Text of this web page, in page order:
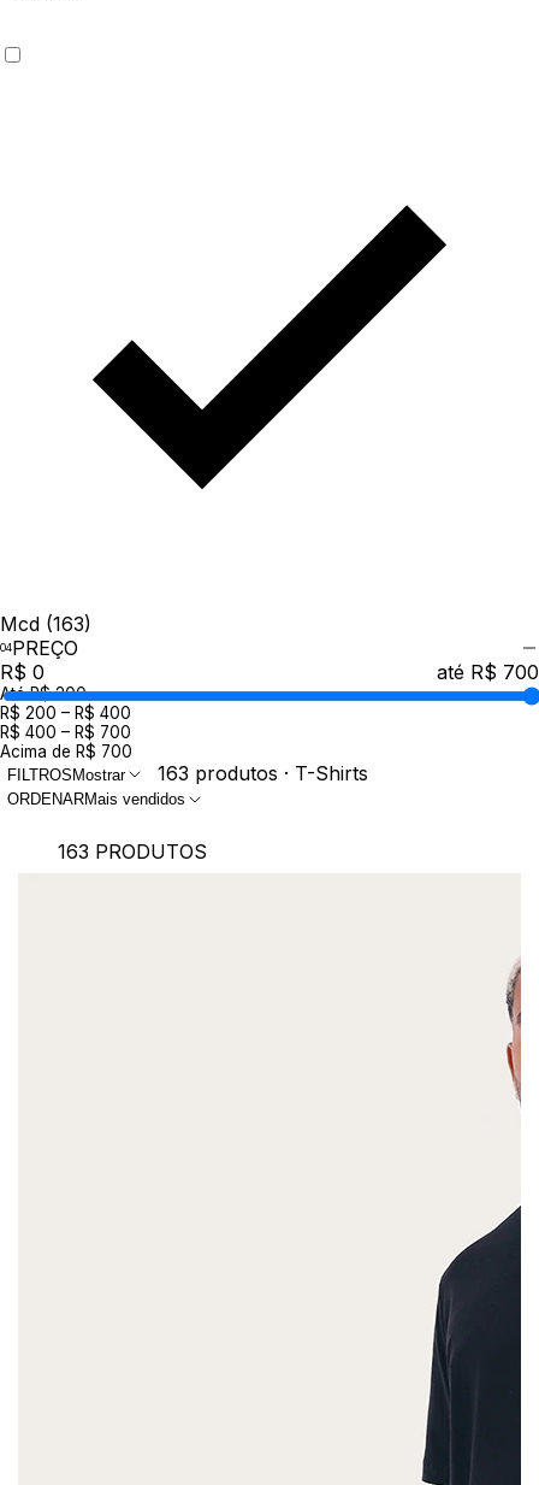
Mcd (163)
PREÇO
R$ 0
até R$ 700
Até R$ 200
R$ 200 – R$ 400
R$ 400 – R$ 700
Acima de R$ 700
FILTROS Mostrar 163 produtos · T-Shirts
ORDENARMais vendidos
163 PRODUTOS